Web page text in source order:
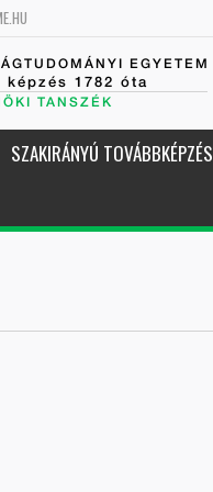
EGYETEM
1782 óta
TANSZÉK
SZAKIRÁNYÚ TOVÁBBKÉPZÉS